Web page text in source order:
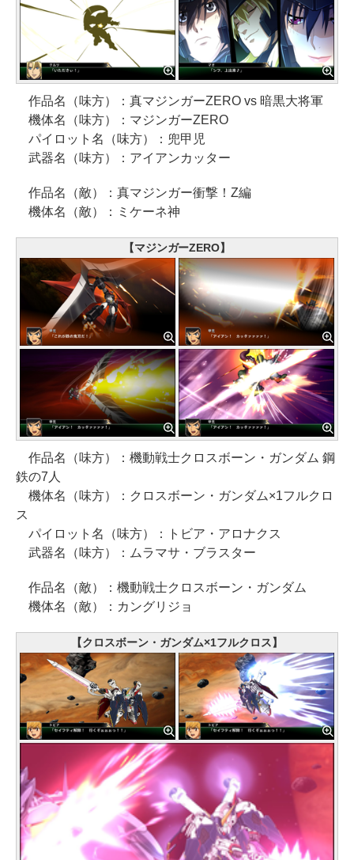
作品名（味方）：真マジンガーZERO vs 暗黒大将軍
機体名（味方）：マジンガーZERO
パイロット名（味方）：兜甲児
武器名（味方）：アイアンカッター
作品名（敵）：真マジンガー衝撃！Z編
機体名（敵）：ミケーネ神
【マジンガーZERO】
作品名（味方）：機動戦士クロスボーン・ガンダム 鋼
鉄の7人
機体名（味方）：クロスボーン・ガンダム×1フルクロ
ス
パイロット名（味方）：トビア・アロナクス
武器名（味方）：ムラマサ・ブラスター
作品名（敵）：機動戦士クロスボーン・ガンダム
機体名（敵）：カングリジョ
【クロスボーン・ガンダム×1フルクロス】